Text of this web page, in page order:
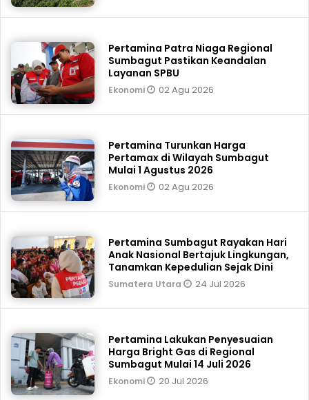
Pertamina Patra Niaga Regional
Sumbagut Pastikan Keandalan
Layanan SPBU
Ekonomi 02 Agu 2026
Pertamina Turunkan Harga
Pertamax di Wilayah Sumbagut
Mulai 1 Agustus 2026
Ekonomi 02 Agu 2026
Pertamina Sumbagut Rayakan Hari
Anak Nasional Bertajuk Lingkungan,
Tanamkan Kepedulian Sejak Dini
Sumatera Utara 24 Jul 2026
Pertamina Lakukan Penyesuaian
Harga Bright Gas di Regional
Sumbagut Mulai 14 Juli 2026
Ekonomi 20 Jul 2026